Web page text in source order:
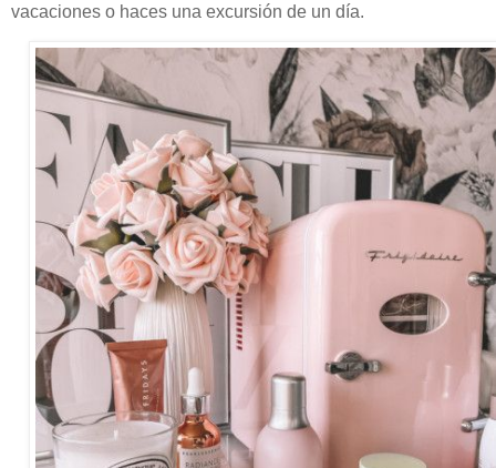
vacaciones o haces una excursión de un día.